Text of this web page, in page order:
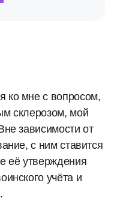
ко мне с вопросом,
склерозом, мой
зависимости от
с ним ставится
её утверждения
учёта и